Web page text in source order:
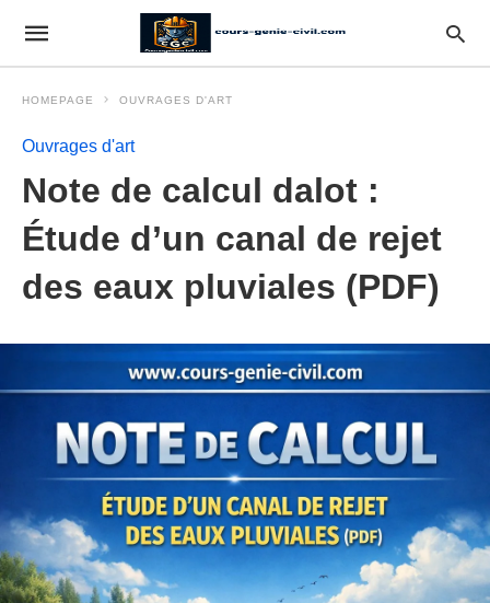
HOMEPAGE OUVRAGES D'ART
Ouvrages d'art
Note de calcul dalot :
Étude d’un canal de rejet
des eaux pluviales (PDF)